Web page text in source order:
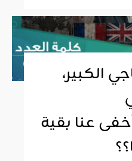
الكبير،
عنا بقية